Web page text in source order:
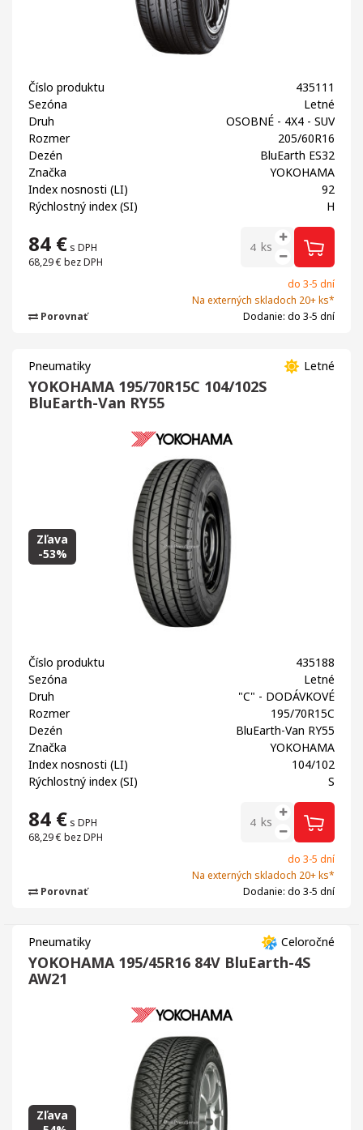
Číslo produktu
435111
Sezóna
Letné
Druh
OSOBNÉ - 4X4 - SUV
Rozmer
205/60R16
Dezén
BluEarth ES32
Značka
YOKOHAMA
Index nosnosti (LI)
92
Rýchlostný index (SI)
H
84 € s DPH
68,29 € bez DPH
ks
do 3-5 dní
Na externých skladoch 20+ ks*
Dodanie: do 3-5 dní
Porovnať
Letné
Pneumatiky
YOKOHAMA 195/70R15C 104/102S
BluEarth-Van RY55
Zľava
-53%
Číslo produktu
435188
Sezóna
Letné
Druh
"C" - DODÁVKOVÉ
Rozmer
195/70R15C
Dezén
BluEarth-Van RY55
Značka
YOKOHAMA
Index nosnosti (LI)
104/102
Rýchlostný index (SI)
S
84 € s DPH
68,29 € bez DPH
ks
do 3-5 dní
Na externých skladoch 20+ ks*
Dodanie: do 3-5 dní
Porovnať
Celoročné
Pneumatiky
YOKOHAMA 195/45R16 84V BluEarth-4S
AW21
Zľava